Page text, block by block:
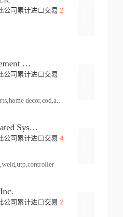
公司累计进口交易 2
Knoebels Amusement Resort
公司累计进口交易
vehicle,pl 2,arts,home decor,cod,amusement ride,sea
Duetto Intergrgrated Systems Inc.
公司累计进口交易 4
公司累计进口交易 2